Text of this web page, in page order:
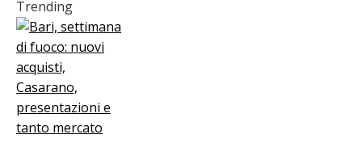
Trending